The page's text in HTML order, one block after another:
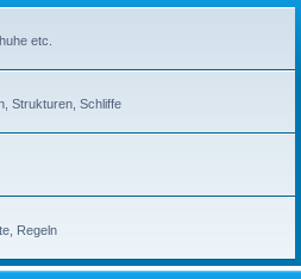
etc.
Strukturen, Schliffe
Regeln